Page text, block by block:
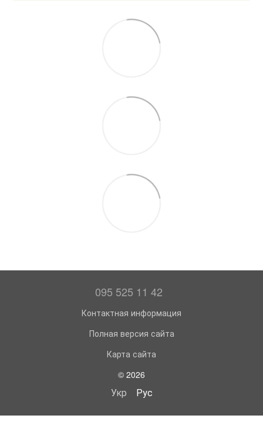
095 525 11 42
Контактная информация
Полная версия сайта
Карта сайта
© 2026
Укр Рус